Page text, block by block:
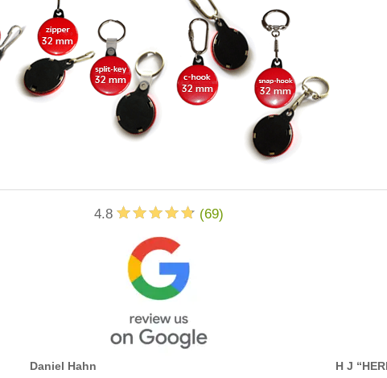
4.8 (69)
Daniel Hahn
H J